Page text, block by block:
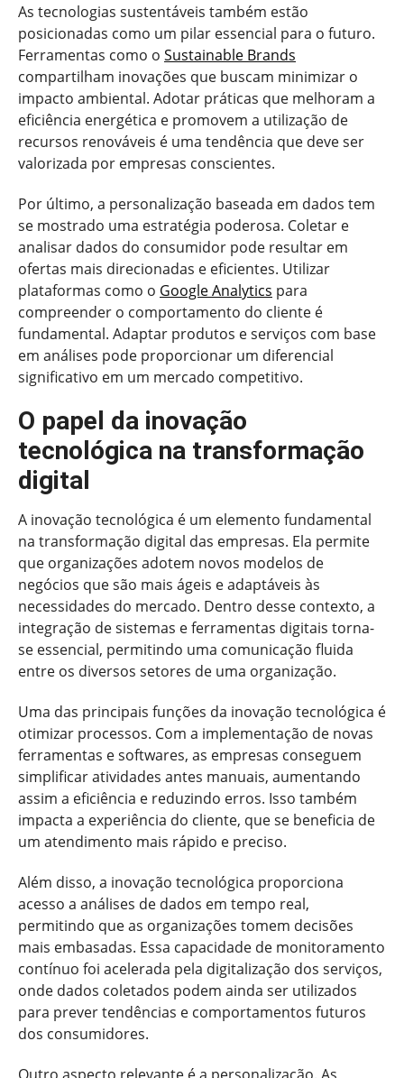
As tecnologias sustentáveis também estão
posicionadas como um pilar essencial para o futuro.
Ferramentas como o Sustainable Brands
compartilham inovações que buscam minimizar o
impacto ambiental. Adotar práticas que melhoram a
eficiência energética e promovem a utilização de
recursos renováveis é uma tendência que deve ser
valorizada por empresas conscientes.
Por último, a personalização baseada em dados tem
se mostrado uma estratégia poderosa. Coletar e
analisar dados do consumidor pode resultar em
ofertas mais direcionadas e eficientes. Utilizar
plataformas como o Google Analytics para
compreender o comportamento do cliente é
fundamental. Adaptar produtos e serviços com base
em análises pode proporcionar um diferencial
significativo em um mercado competitivo.
O papel da inovação
tecnológica na transformação
digital
A inovação tecnológica é um elemento fundamental
na transformação digital das empresas. Ela permite
que organizações adotem novos modelos de
negócios que são mais ágeis e adaptáveis às
necessidades do mercado. Dentro desse contexto, a
integração de sistemas e ferramentas digitais torna-
se essencial, permitindo uma comunicação fluida
entre os diversos setores de uma organização.
Uma das principais funções da inovação tecnológica é
otimizar processos. Com a implementação de novas
ferramentas e softwares, as empresas conseguem
simplificar atividades antes manuais, aumentando
assim a eficiência e reduzindo erros. Isso também
impacta a experiência do cliente, que se beneficia de
um atendimento mais rápido e preciso.
Além disso, a inovação tecnológica proporciona
acesso a análises de dados em tempo real,
permitindo que as organizações tomem decisões
mais embasadas. Essa capacidade de monitoramento
contínuo foi acelerada pela digitalização dos serviços,
onde dados coletados podem ainda ser utilizados
para prever tendências e comportamentos futuros
dos consumidores.